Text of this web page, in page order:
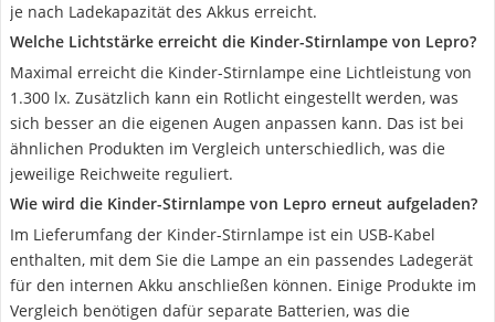
je nach Ladekapazität des Akkus erreicht.
Welche Lichtstärke erreicht die Kinder-Stirnlampe von Lepro?
Maximal erreicht die Kinder-Stirnlampe eine Lichtleistung von
1.300 lx. Zusätzlich kann ein Rotlicht eingestellt werden, was
sich besser an die eigenen Augen anpassen kann. Das ist bei
ähnlichen Produkten im Vergleich unterschiedlich, was die
jeweilige Reichweite reguliert.
Wie wird die Kinder-Stirnlampe von Lepro erneut aufgeladen?
Im Lieferumfang der Kinder-Stirnlampe ist ein USB-Kabel
enthalten, mit dem Sie die Lampe an ein passendes Ladegerät
für den internen Akku anschließen können. Einige Produkte im
Vergleich benötigen dafür separate Batterien, was die